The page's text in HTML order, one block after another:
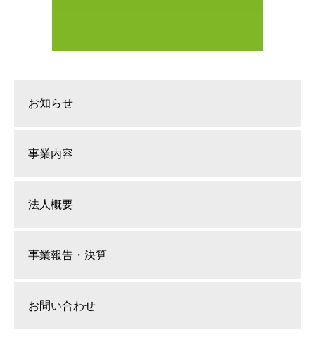
お知らせ
事業内容
法人概要
事業報告・決算
お問い合わせ